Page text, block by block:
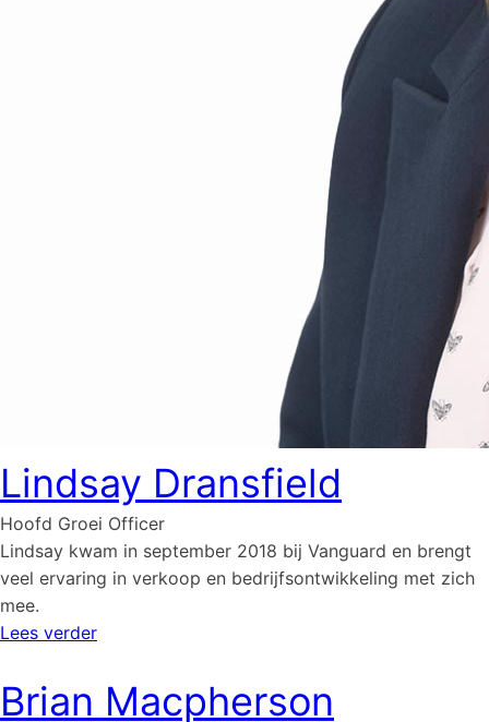
Lindsay Dransfield
Hoofd Groei Officer
Lindsay kwam in september 2018 bij Vanguard en brengt
veel ervaring in verkoop en bedrijfsontwikkeling met zich
mee.
Lees verder
Brian Macpherson